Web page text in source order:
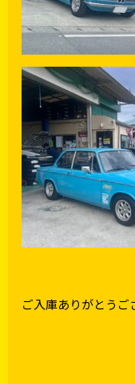
ご入庫ありがとう